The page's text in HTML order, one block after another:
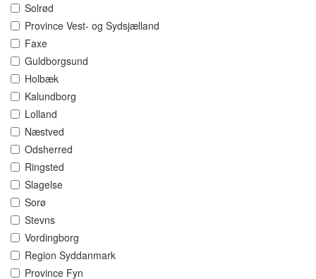
Solrød
Province Vest- og Sydsjælland
Faxe
Guldborgsund
Holbæk
Kalundborg
Lolland
Næstved
Odsherred
Ringsted
Slagelse
Sorø
Stevns
Vordingborg
Region Syddanmark
Province Fyn